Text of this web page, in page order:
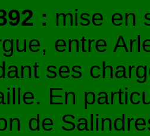
: mise en
entre
ses
En
de